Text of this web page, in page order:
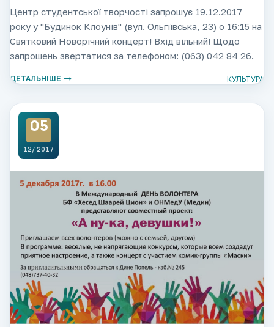
Центр студентської творчості запрошує 19.12.2017
року у "Будинок Клоунів" (вул. Ольгіївська, 23) о 16:15 на
Святковий Новорічний концерт! Вхід вільний! Щодо
запрошень звертатися за телефоном: (063) 042 84 26.
КУЛЬТУРА
ДЕТАЛЬНІШЕ
05
12/ 2017